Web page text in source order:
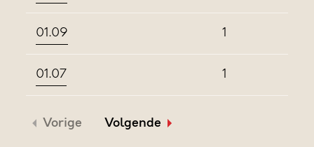
01.09 1
01.07 1
Vorige Volgende